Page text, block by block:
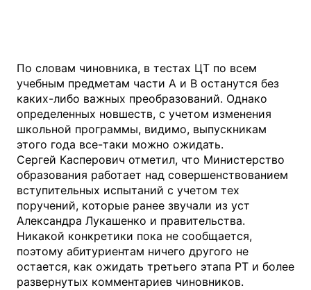
По словам чиновника, в тестах ЦТ по всем
учебным предметам части А и В останутся без
каких-либо важных преобразований. Однако
определенных новшеств, с учетом изменения
школьной программы, видимо, выпускникам
этого года все-таки можно ожидать.
Сергей Касперович отметил, что Министерство
образования работает над совершенствованием
вступительных испытаний с учетом тех
поручений, которые ранее звучали из уст
Александра Лукашенко и правительства.
Никакой конкретики пока не сообщается,
поэтому абитуриентам ничего другого не
остается, как ожидать третьего этапа РТ и более
развернутых комментариев чиновников.